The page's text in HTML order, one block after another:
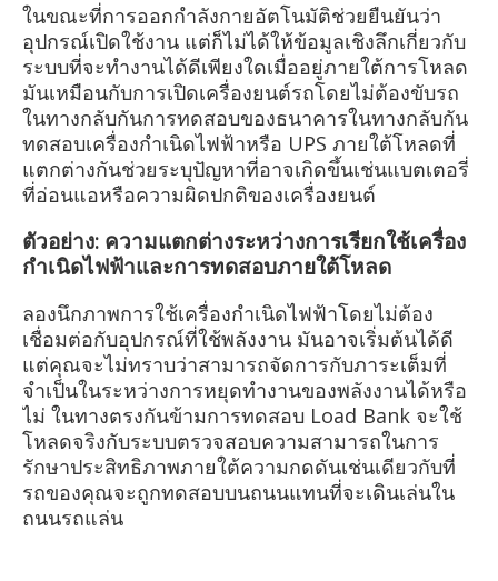
ในขณะที่การออกกำลังกายอัตโนมัติช่วยยืนยันว่า
อุปกรณ์เปิดใช้งาน แต่ก็ไม่ได้ให้ข้อมูลเชิงลึกเกี่ยวกับ
ระบบที่จะทำงานได้ดีเพียงใดเมื่ออยู่ภายใต้การโหลด
มันเหมือนกับการเปิดเครื่องยนต์รถโดยไม่ต้องขับรถ
ในทางกลับกันการทดสอบของธนาคารในทางกลับกัน
ทดสอบเครื่องกำเนิดไฟฟ้าหรือ UPS ภายใต้โหลดที่
แตกต่างกันช่วยระบุปัญหาที่อาจเกิดขึ้นเช่นแบตเตอรี่
ที่อ่อนแอหรือความผิดปกติของเครื่องยนต์
ตัวอย่าง: ความแตกต่างระหว่างการเรียกใช้เครื่อง
กำเนิดไฟฟ้าและการทดสอบภายใต้โหลด
ลองนึกภาพการใช้เครื่องกำเนิดไฟฟ้าโดยไม่ต้อง
เชื่อมต่อกับอุปกรณ์ที่ใช้พลังงาน มันอาจเริ่มต้นได้ดี
แต่คุณจะไม่ทราบว่าสามารถจัดการกับภาระเต็มที่
จำเป็นในระหว่างการหยุดทำงานของพลังงานได้หรือ
ไม่ ในทางตรงกันข้ามการทดสอบ Load Bank จะใช้
โหลดจริงกับระบบตรวจสอบความสามารถในการ
รักษาประสิทธิภาพภายใต้ความกดดันเช่นเดียวกับที่
รถของคุณจะถูกทดสอบบนถนนแทนที่จะเดินเล่นใน
ถนนรถแล่น